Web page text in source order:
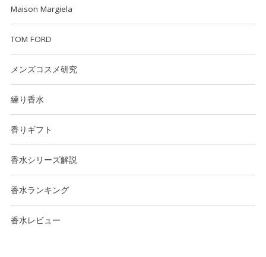
Maison Margiela
TOM FORD
メンズコスメ研究
練り香水
香りギフト
香水シリーズ解説
香水ランキング
香水レビュー